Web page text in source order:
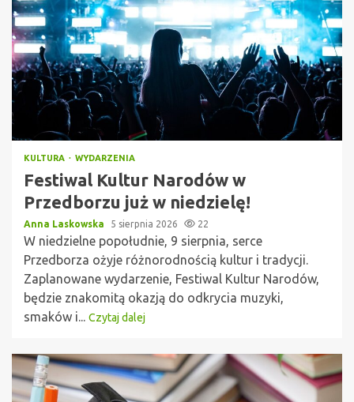
KULTURA WYDARZENIA
Festiwal Kultur Narodów w
Przedborzu już w niedzielę!
Anna Laskowska 5 sierpnia 2026 22
W niedzielne popołudnie, 9 sierpnia, serce
Przedborza ożyje różnorodnością kultur i tradycji.
Zaplanowane wydarzenie, Festiwal Kultur Narodów,
będzie znakomitą okazją do odkrycia muzyki,
smaków i... Czytaj dalej